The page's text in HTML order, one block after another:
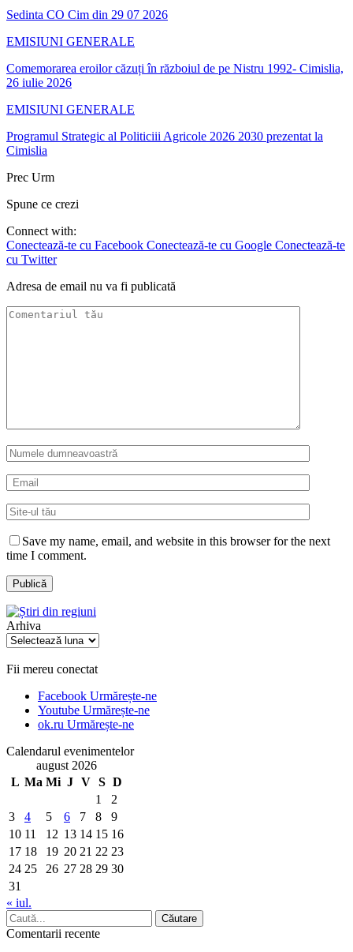
Sedinta CO Cim din 29 07 2026
EMISIUNI GENERALE
Comemorarea eroilor căzuți în războiul de pe Nistru 1992- Cimislia,
26 iulie 2026
EMISIUNI GENERALE
Programul Strategic al Politiciii Agricole 2026 2030 prezentat la
Cimislia
Prec Urm
Spune ce crezi
Connect with:
Conectează-te cu Facebook Conectează-te cu Google Conectează-te
cu Twitter
Adresa de email nu va fi publicată
Save my name, email, and website in this browser for the next
time I comment.
Arhiva
Arhiva
Fii mereu conectat
Facebook Urmărește-ne
Youtube Urmărește-ne
ok.ru Urmărește-ne
Calendarul evenimentelor
august 2026
L Ma Mi J V S D
1
2
3
4 5 6 7 8
9
10 11 12 13 14 15 16
17 18 19 20 21 22 23
24 25 26 27 28 29 30
31
« iul.
Comentarii recente